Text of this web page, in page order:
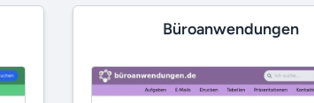
Büroanwendungen